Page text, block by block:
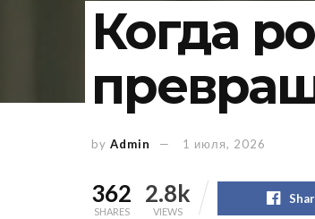
Когда
by Admin 1 июля, 2026
362
SHARES
2.8k
VIEWS